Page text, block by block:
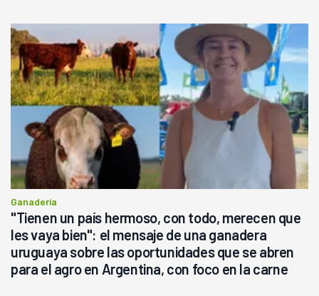
Ganadería
"Tienen un país hermoso, con todo, merecen que
les vaya bien": el mensaje de una ganadera
uruguaya sobre las oportunidades que se abren
para el agro en Argentina, con foco en la carne